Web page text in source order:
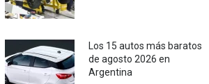
Los 15 autos más baratos
de agosto 2026 en
Argentina